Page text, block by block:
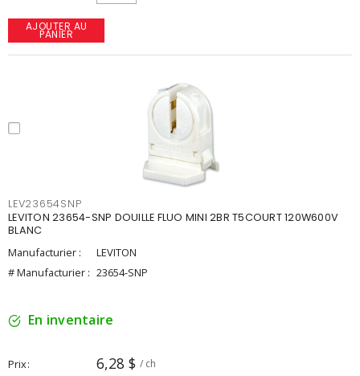
AJOUTER AU
PANIER
LEV23654SNP
LEVITON 23654-SNP DOUILLE FLUO MINI 2BR T5COURT 120W600V
BLANC
Manufacturier :
LEVITON
# Manufacturier : 23654-SNP
En inventaire
Prix 6,28 $ / ch